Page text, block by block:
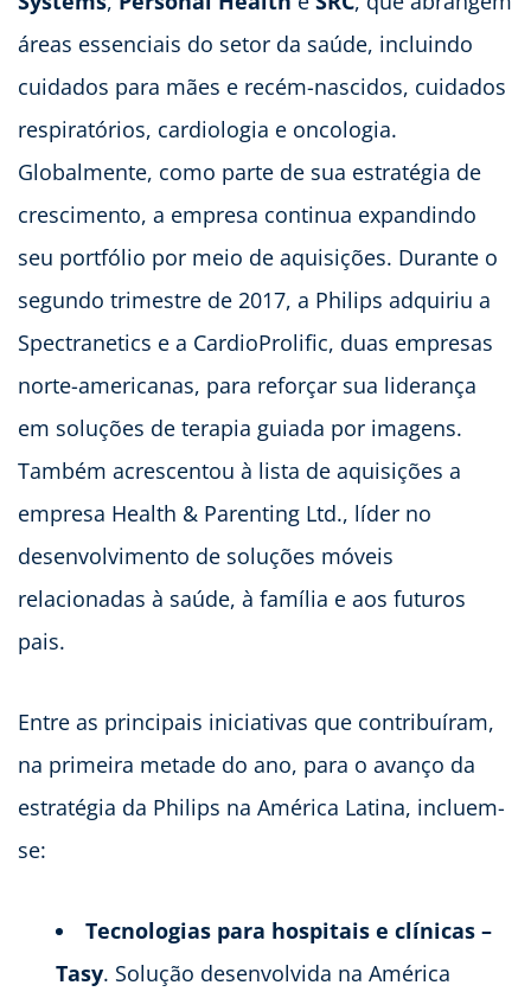
áreas essenciais do setor da saúde, incluindo
cuidados para mães e recém-nascidos, cuidados
respiratórios, cardiologia e oncologia.
Globalmente, como parte de sua estratégia de
crescimento, a empresa continua expandindo
seu portfólio por meio de aquisições. Durante o
segundo trimestre de 2017, a Philips adquiriu a
Spectranetics e a CardioProlific, duas empresas
norte-americanas, para reforçar sua liderança
em soluções de terapia guiada por imagens.
Também acrescentou à lista de aquisições a
empresa Health & Parenting Ltd., líder no
desenvolvimento de soluções móveis
relacionadas à saúde, à família e aos futuros
pais.
Entre as principais iniciativas que contribuíram,
na primeira metade do ano, para o avanço da
estratégia da Philips na América Latina, incluem-
se:
Tecnologias para hospitais e clínicas –
Tasy. Solução desenvolvida na América